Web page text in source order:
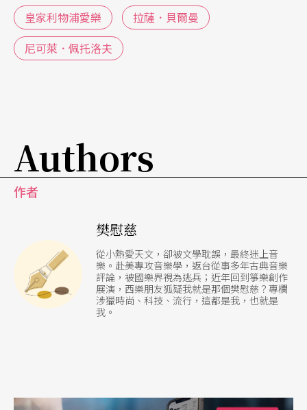
貝爾曼認爲戈氏的音樂觀是以對樂譜深入讚硏爲
本，信守忠於作曲家即忠於聽衆的無私理念。身爲
音樂院的老師，他也視學生如己出，當獲悉貝爾曼
貝爾曼靑少年時期曾歷經二次大戰的洗禮，在德軍
炮火下，他隨音樂院師生攜眷撤往天寒地凍的山
區，貝爾曼仍記得當時在煤油燈下戴著透空手套練
琴的滋味。日後他每每於富麗堂皇的演奏廳堂，面
對錦衣玉食的觀衆，內心常不時地浮現少時到戰地
醫院慰勞演奏所見的傷患。貝爾曼謙卑地說：「我
盡己所能，藉自己的藝術將喜樂帶給這些、或其他
任何聽衆。」或許是對生命有著深刻的體驗，他認
俗，他表示：「唯有通識，方能做一個好的音樂
皇家利物浦愛樂
拉薩．貝爾曼
尼可萊．佩托洛夫
Authors
作者
樊慰慈
從小熱愛天文，卻被文學耽誤，最終迷上音
樂。赴美專攻音樂學，返台從事多年古典音樂
評論，被國樂界視為逃兵；近年回到箏樂創作
展演，西樂朋友狐疑我就是那個樊慰慈？專欄
涉獵時尚、科技、流行，這都是我，也就是
我。